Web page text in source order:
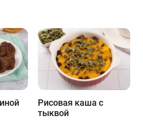
Рисовая каша с
тыквой